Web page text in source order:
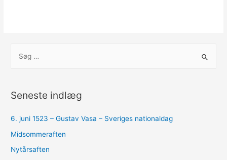
e
t
e
r
Seneste indlæg
6. juni 1523 – Gustav Vasa – Sveriges nationaldag
Midsommeraften
Nytårsaften